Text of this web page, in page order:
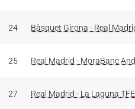
24 Bàsquet Girona - Real
25 Real Madrid - MoraBanc And
27 Real Madrid - La Laguna TFE